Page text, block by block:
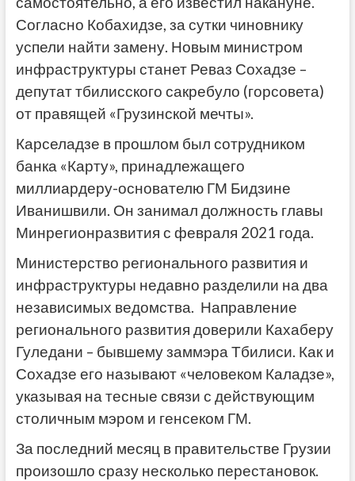
Согласно Кобахидзе, за сутки чиновнику
успели найти замену. Новым министром
инфраструктуры станет Реваз Сохадзе –
депутат тбилисского сакребуло (горсовета)
от правящей «Грузинской мечты».
Карселадзе в прошлом был сотрудником
банка «Карту», принадлежащего
миллиардеру-основателю ГМ Бидзине
Иванишвили. Он занимал должность главы
Минрегионразвития с февраля 2021 года.
Министерство регионального развития и
инфраструктуры недавно разделили на два
независимых ведомства. Направление
регионального развития доверили Кахаберу
Гуледани – бывшему заммэра Тбилиси. Как и
Сохадзе его называют «человеком Каладзе»,
указывая на тесные связи с действующим
столичным мэром и генсеком ГМ.
За последний месяц в правительстве Грузии
произошло сразу несколько перестановок.